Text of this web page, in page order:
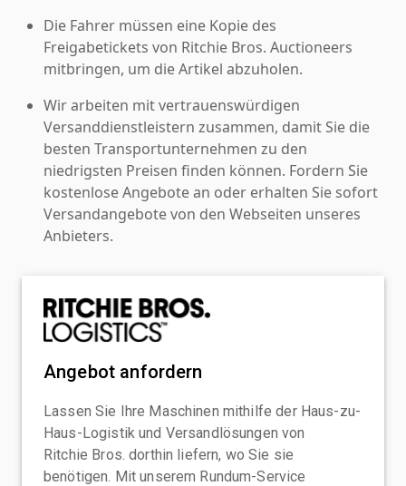
Die Fahrer müssen eine Kopie des
Freigabetickets von Ritchie Bros. Auctioneers
mitbringen, um die Artikel abzuholen.
Wir arbeiten mit vertrauenswürdigen
Versanddienstleistern zusammen, damit Sie die
besten Transportunternehmen zu den
niedrigsten Preisen finden können. Fordern Sie
kostenlose Angebote an oder erhalten Sie sofort
Versandangebote von den Webseiten unseres
Anbieters.
Angebot anfordern
Lassen Sie Ihre Maschinen mithilfe der Haus-zu-
Haus-Logistik und Versandlösungen von
Ritchie Bros. dorthin liefern, wo Sie sie
benötigen. Mit unserem Rundum-Service